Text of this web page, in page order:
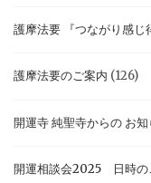
護摩法要 『つながり感じ
護摩法要のご案内 (126)
開運寺 純聖寺からの お
開運相談会2025 日時